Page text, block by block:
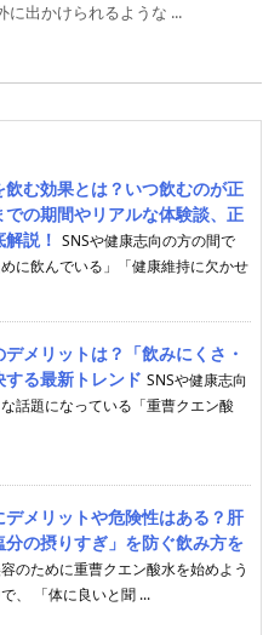
に出かけられるような ...
む効果とは？いつ飲むのが正
の期間やリアルな体験談、正
説！ SNSや健康志向の方の間で
めに飲んでいる」「健康維持に欠かせ
メリットは？「飲みにくさ・
る最新トレンド SNSや健康志向
話題になっている「重曹クエン酸
メリットや危険性はある？肝
分の摂りすぎ」を防ぐ飲み方を
のために重曹クエン酸水を始めよう
、 「体に良いと聞 ...